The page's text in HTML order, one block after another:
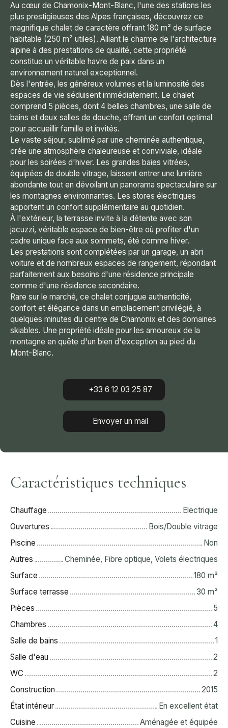
Au cœur de Chamonix-Mont-Blanc, l'une des stations les
plus prestigieuses des Alpes françaises, découvrez ce
magnifique chalet de caractère offrant 180 m² de surface
habitable (250 m² utiles). Alliant le charme de l'architecture
alpine à des prestations de qualité, cette propriété
constitue un véritable havre de paix dans un
environnement naturel exceptionnel.
Dès l'entrée, les généreux volumes et la luminosité des
espaces de vie séduisent immédiatement. Le chalet
comprend 5 pièces, dont 4 belles chambres, une salle de
bains et deux salles de douche, offrant un confort optimal
pour accueillir famille et invités.
Le vaste séjour, sublimé par une cheminée authentique,
crée une atmosphère chaleureuse et conviviale, idéale
pour les soirées d'hiver. Les grandes baies vitrées,
équipées de double vitrage, laissent entrer une lumière
abondante tout en dévoilant un panorama spectaculaire sur
les montagnes environnantes. Les stores électriques
apportent un confort supplémentaire au quotidien.
À l'extérieur, la terrasse invite à la détente avec son
jacuzzi, véritable espace de bien-être où profiter d'un
cadre unique face aux sommets, été comme hiver.
Les prestations sont complétées par un garage, un abri
voiture et de nombreux espaces de rangement, répondant
parfaitement aux besoins d'une résidence principale
comme d'une résidence secondaire.
Rare sur le marché, ce chalet conjugue authenticité,
confort et élégance dans un emplacement privilégié, à
quelques minutes du centre de Chamonix et des domaines
skiables. Une propriété idéale pour les amoureux de la
montagne en quête d'un bien d'exception au pied du
Mont-Blanc.
+33 6 12 03 25 87
Envoyer un mail
Caractéristiques techniques
Chauffage
Electrique
Ouvertures
Bois/Double vitrage
Piscine
Non
Autres
Cheminée, Fibre optique, Volets électriques
Surface
180 m²
Surface terrasse
30 m²
Pièces
5
Chambres
4
Salle de bains
1
Salle d'eau
2
WC
2
Construction
2015
État intérieur
En excellent état
Cuisine
Aménagée et équipée